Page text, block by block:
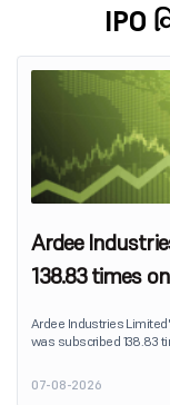
IPO
Ardee
138.83 times
Ardee Industries
was subscribed 138.83
7,80,88,05,383 shares
available for subscription.
07-08-2026